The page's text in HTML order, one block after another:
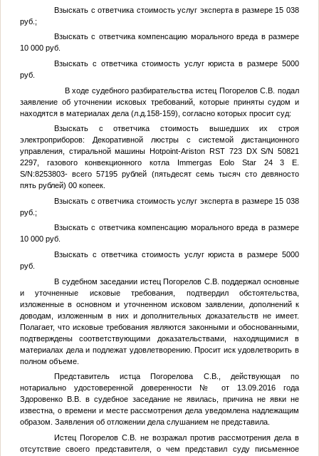
Взыскать с ответчика стоимость услуг эксперта в размере 15 038
руб.;
Взыскать с ответчика компенсацию морального вреда в размере
10 000 руб.
Взыскать с ответчика стоимость услуг юриста в размере 5000
руб.
В ходе судебного разбирательства истец Погорелов С.В. подал
заявление об уточнении исковых требований, которые приняты судом и
находятся в материалах дела (л.д.158-159), согласно которых просит суд:
Взыскать с ответчика стоимость вышедших их строя
электроприборов: Декоративной люстры с системой дистанционного
управления, стиральной машины Hotpoint-Ariston RST 723 DX S/N 50821
2297, газового конвекционного котла Immergas Eolo Star 24 3 Е.
S/N:8253803- всего 57195 рублей (пятьдесят семь тысяч сто девяносто
пять рублей) 00 копеек.
Взыскать с ответчика стоимость услуг эксперта в размере 15 038
руб.;
Взыскать с ответчика компенсацию морального вреда в размере
10 000 руб.
Взыскать с ответчика стоимость услуг юриста в размере 5000
руб.
В судебном заседании истец Погорелов С.В. поддержал основные
и уточненные исковые требования, подтвердил обстоятельства,
изложенные в основном и уточненном исковом заявлении, дополнений к
доводам, изложенным в них и дополнительных доказательств не имеет.
Полагает, что исковые требования являются законными и обоснованными,
подтверждены соответствующими доказательствами, находящимися в
материалах дела и подлежат удовлетворению. Просит иск удовлетворить в
полном объеме.
Представитель истца Погорелова С.В., действующая по
нотариально удостоверенной доверенности №
от 13.09.2016 года
Здоровенко В.В. в судебное заседание не явилась, причина не явки не
известна, о времени и месте рассмотрения дела уведомлена надлежащим
образом. Заявления об отложении дела слушанием не представила.
Истец Погорелов С.В. не возражал против рассмотрения дела в
отсутствие своего представителя, о чем представил суду письменное